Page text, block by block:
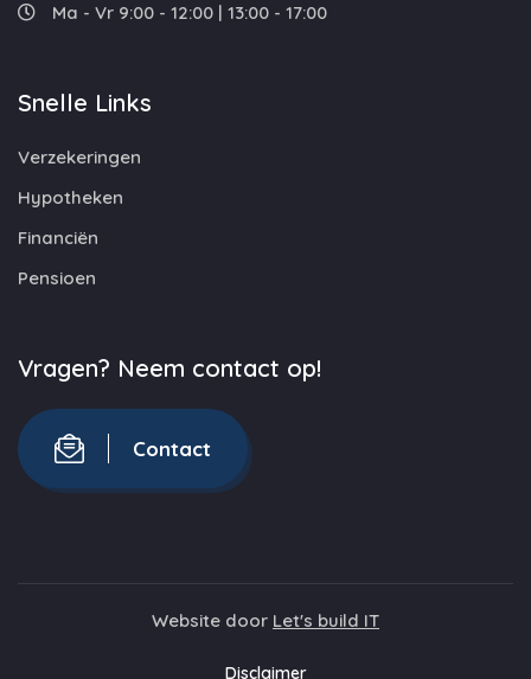
Ma - Vr 9:00 - 12:00 | 13:00 - 17:00
Snelle Links
Verzekeringen
Hypotheken
Financiën
Pensioen
Vragen? Neem contact op!
Contact
Website door Let's build IT
Disclaimer